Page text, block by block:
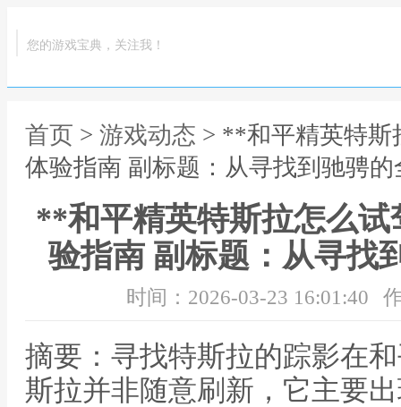
您的游戏宝典，关注我！
首页 > 游戏动态 > **和平精英特斯
体验指南 副标题：从寻找到驰骋
**和平精英特斯拉怎么
验指南 副标题：从寻找
时间：2026-03-23 16:01:40
摘要：寻找特斯拉的踪影在
斯拉并非随意刷新，它主要